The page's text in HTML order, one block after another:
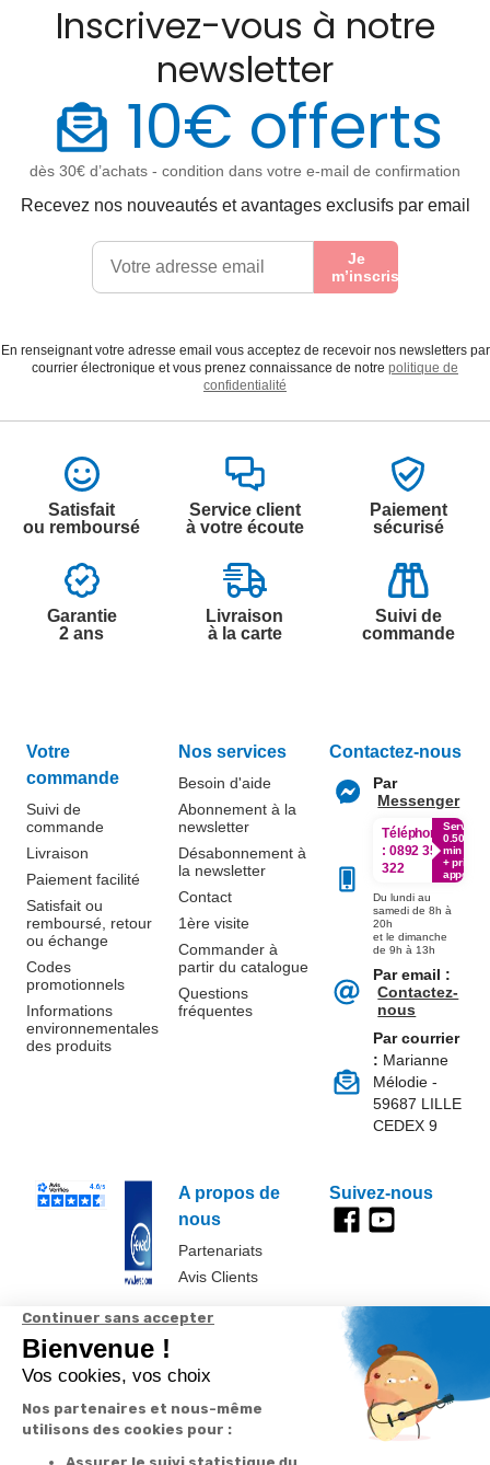
Inscrivez-vous à notre
newsletter
10€ offerts
dès 30€ d’achats - condition dans votre e-mail de confirmation
Recevez nos nouveautés et avantages exclusifs par email
Je
m’inscris
En renseignant votre adresse email vous acceptez de recevoir nos newsletters par
courrier électronique et vous prenez connaissance de notre politique de
confidentialité
Satisfait
ou remboursé
Service client
à votre écoute
Paiement
sécurisé
Garantie
2 ans
Livraison
à la carte
Suivi de
commande
Votre
commande
Suivi de
commande
Livraison
Paiement facilité
Satisfait ou
remboursé, retour
ou échange
Codes
promotionnels
Informations
environnementales
des produits
Nos services
Besoin d'aide
Abonnement à la
newsletter
Désabonnement à
la newsletter
Contact
1ère visite
Commander à
partir du catalogue
Questions
fréquentes
A propos de
nous
Partenariats
Avis Clients
Contactez-nous
Par
Messenger
Téléphone
: 0892 350
322
Service
0.50€ /
min
+ prix
appel
Du lundi au
samedi de 8h à
20h
et le dimanche
de 9h à 13h
Par email :
Contactez-
nous
Par courrier
: Marianne
Mélodie -
59687 LILLE
CEDEX 9
Suivez-nous
Données
cookies
Paramétrer
Conditions
générales de